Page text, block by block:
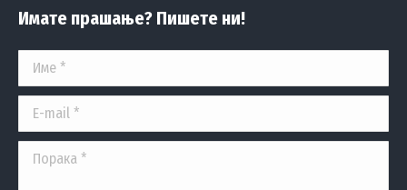
opens
new
window
opens
new
window
opens
window
Имате прашање? Пишете ни!
Име *
E-mail *
Порака *